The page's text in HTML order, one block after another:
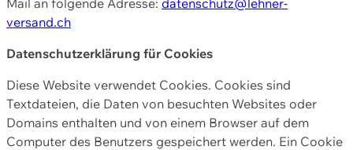
versand.ch
Datenschutzerklärung für Cookies
Diese Website verwendet Cookies. Cookies sind
Textdateien, die Daten von besuchten Websites oder
Domains enthalten und von einem Browser auf dem
Computer des Benutzers gespeichert werden. Ein Cookie